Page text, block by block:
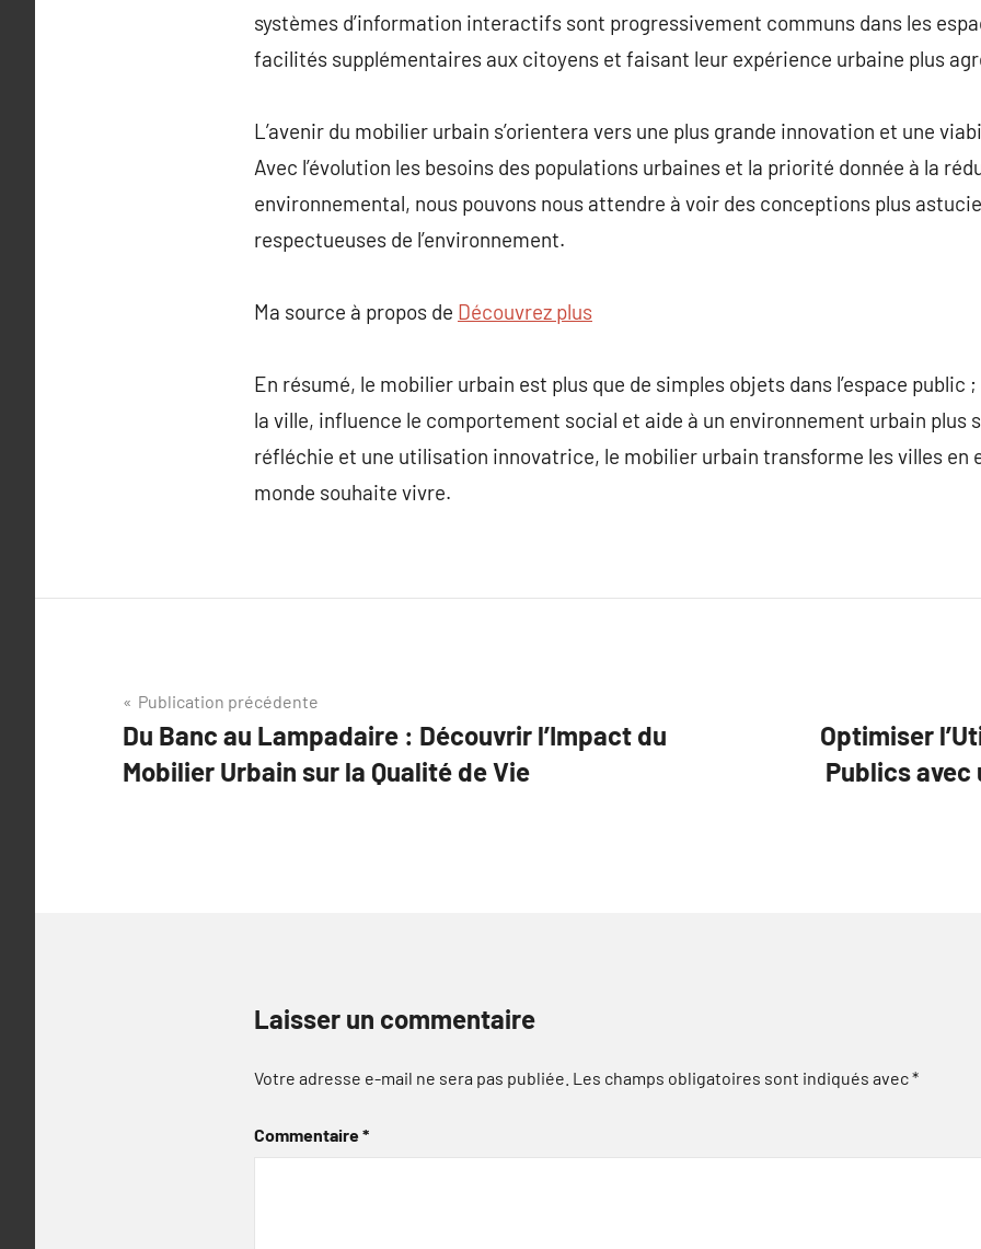
systèmes d’information interactifs sont progressivement communs dans les
facilités supplémentaires aux citoyens et faisant leur expérience urbaine plus
L’avenir du mobilier urbain s’orientera vers une plus grande innovation et une
Avec l’évolution les besoins des populations urbaines et la priorité donnée à la
environnemental, nous pouvons nous attendre à voir des conceptions plus
respectueuses de l’environnement.
Ma source à propos de Découvrez plus
En résumé, le mobilier urbain est plus que de simples objets dans l’espace public
la ville, influence le comportement social et aide à un environnement urbain plus
réfléchie et une utilisation innovatrice, le mobilier urbain transforme les villes en
monde souhaite vivre.
Navigation
de
l’article
Publication précédente
Du Banc au Lampadaire : Découvrir l’Impact du
Mobilier Urbain sur la Qualité de Vie
Optimiser
Publics avec
Laisser un commentaire
Votre adresse e-mail ne sera pas publiée. Les champs obligatoires sont indiqués avec*
Commentaire*